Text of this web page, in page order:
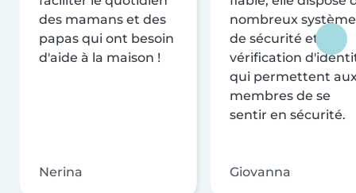
des mamans et des
papas qui ont besoin
d'aide à la maison !
Nerina
nombreux
de sécurité et de
vérification
qui permettent
membres de se
sentir en sécurité.
Giovanna